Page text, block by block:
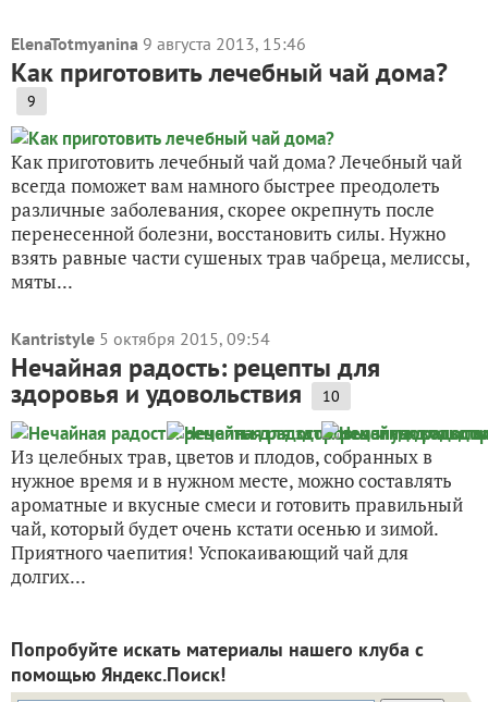
ElenaTotmyanina 9 августа 2013, 15:46
Как приготовить лечебный чай дома?
9
Как приготовить лечебный чай дома? Лечебный чай
всегда поможет вам намного быстрее преодолеть
различные заболевания, скорее окрепнуть после
перенесенной болезни, восстановить силы. Нужно
взять равные части сушеных трав чабреца, мелиссы,
мяты...
Kantristyle 5 октября 2015, 09:54
Нечайная радость: рецепты для
здоровья и удовольствия 10
Из целебных трав, цветов и плодов, собранных в
нужное время и в нужном месте, можно составлять
ароматные и вкусные смеси и готовить правильный
чай, который будет очень кстати осенью и зимой.
Приятного чаепития! Успокаивающий чай для
долгих...
Попробуйте искать материалы нашего клуба с
помощью Яндекс.Поиск!